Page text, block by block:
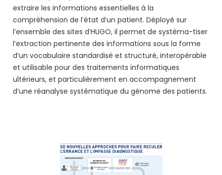
extraire les informations essentielles à la
compréhension de l’état d’un patient. Déployé sur
l’ensemble des sites d’HUGO, il permet de systéma-tiser
l’extraction pertinente des informations sous la forme
d’un vocabulaire standardisé et structuré, interopérable
et utilisable pour des traitements informatiques
ultérieurs, et particulièrement en accompagnement
d’une réanalyse systématique du génome des patients.